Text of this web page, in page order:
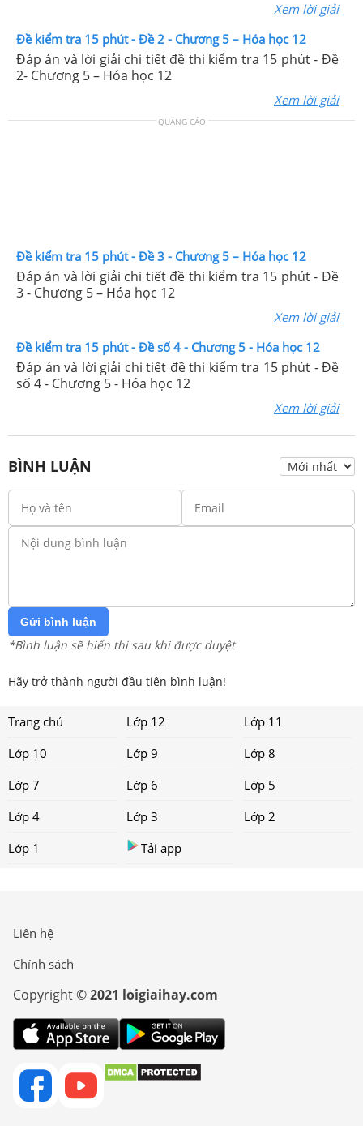
Xem lời giải
Đề kiểm tra 15 phút - Đề 2 - Chương 5 – Hóa học 12
Đáp án và lời giải chi tiết đề thi kiểm tra 15 phút - Đề
2- Chương 5 – Hóa học 12
Xem lời giải
QUẢNG CÁO
Đề kiểm tra 15 phút - Đề 3 - Chương 5 – Hóa học 12
Đáp án và lời giải chi tiết đề thi kiểm tra 15 phút - Đề
3 - Chương 5 – Hóa học 12
Xem lời giải
Đề kiểm tra 15 phút - Đề số 4 - Chương 5 - Hóa học 12
Đáp án và lời giải chi tiết đề thi kiểm tra 15 phút - Đề
số 4 - Chương 5 - Hóa học 12
Xem lời giải
BÌNH LUẬN
Gửi bình luận
*Bình luận sẽ hiển thị sau khi được duyệt
Hãy trở thành người đầu tiên bình luận!
Trang chủ Lớp 12
Lớp 11
Lớp 10
Lớp 9
Lớp 8
Lớp 7
Lớp 6
Lớp 5
Lớp 4
Lớp 3
Lớp 2
Lớp 1
Tải app
Liên hệ
Chính sách
Copyright ©2021 loigiaihay.com